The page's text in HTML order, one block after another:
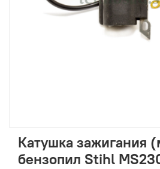
Катушка зажигания
бензопил Stihl